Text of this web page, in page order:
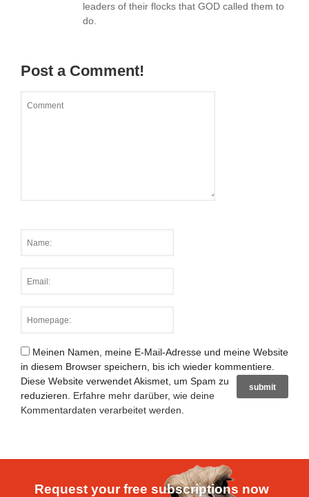
leaders of their flocks that GOD called them to
do.
Post a Comment!
Meinen Namen, meine E-Mail-Adresse und meine Website
in diesem Browser speichern, bis ich wieder kommentiere.
Diese Website verwendet Akismet, um Spam zu
reduzieren. Erfahre mehr darüber, wie deine
Kommentardaten verarbeitet werden
Request your free subscriptions now